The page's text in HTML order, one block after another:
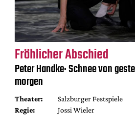
Fröhlicher Abschied
Peter Handke: Schnee von
morgen
Theater:
Salzburger Festspiele
Regie:
Jossi Wieler